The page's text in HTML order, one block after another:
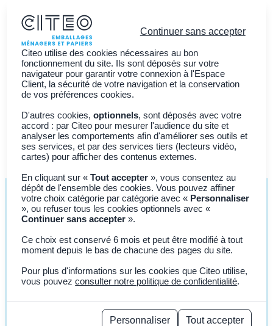
Vous êtes ?
Découvrir CITEO
Actualités
Adhérer à CITEO
Clôturé
APPEL À
MANIFESTATIONS
D’INTERÊTS
Volumes
Continuer sans accepter
Citeo utilise des cookies nécessaires au bon
fonctionnement du site. Ils sont déposés sur votre
navigateur pour garantir votre connexion à l'Espace
Client, la sécurité de votre navigation et la conservation
de vos préférences cookies.
D'autres cookies,optionnels, sont déposés avec votre
accord : par Citeo pour mesurer l'audience du site et
analyser les comportements afin d'améliorer ses outils et
ses services, et par des services tiers (lecteurs vidéo,
cartes) pour afficher des contenus externes.
En cliquant sur «Tout accepter », vous consentez au
dépôt de l'ensemble des cookies. Vous pouvez affiner
votre choix catégorie par catégorie avec « Personnaliser
», ou refuser tous les cookies optionnels avec «
Continuer sans accepter ».
Ce choix est conservé 6 mois et peut être modifié à tout
moment depuis le bas de chacune des pages du site.
Pour plus d'informations sur les cookies que Citeo utilise,
vous pouvezconsulter notre politique de confidentialité.
Personnaliser
Tout accepter